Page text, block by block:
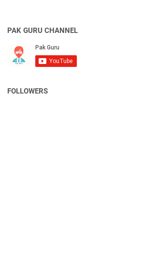
PAK GURU CHANNEL
FOLLOWERS